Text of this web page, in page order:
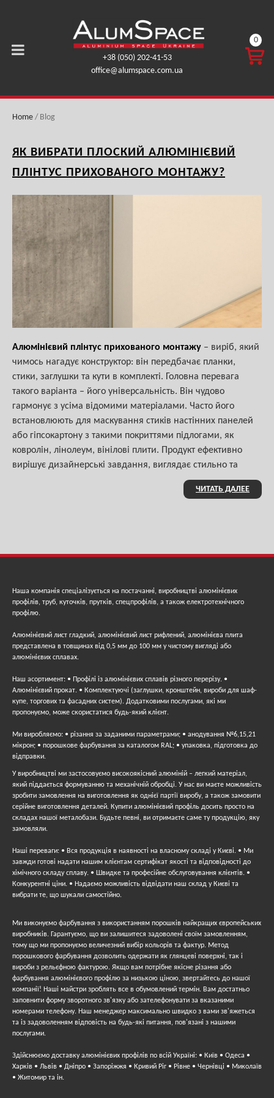
+38 (050) 202-41-53
office@alumspace.com.ua
CART
0
Home / Blog
ЯК ВИБРАТИ ПЛОСКИЙ АЛЮМІНІЄВИЙ
ПЛІНТУС ПРИХОВАНОГО МОНТАЖУ?
Алюмінієвий плінтус прихованого монтажу – виріб, який
чимось нагадує конструктор: він передбачає планки,
стики, заглушки та кути в комплекті. Головна перевага
такого варіанта – його універсальність. Він чудово
гармонує з усіма відомими матеріалами. Часто його
встановлюють для маскування стиків настінних панелей
або гіпсокартону з такими покриттями підлогами, як
ковролін, лінолеум, вінілові плити. Продукт ефективно
вирішує дизайнерські завдання, виглядає стильно та
На що звернути увагу перед тим, як
Стандартними вважаються параметри 55 та 60 мм. Але
найголовніший критерій вибору – покриття чи його
відсутність. Саме він визначає використання плінтуса у
тому чи іншому приміщенні. Найчастіше профіль цього
типу представлений у двох видах:
благородного металу. Проходить хімічна обробка –
напилення. Ідеально відіграє роль декоративного
та лофт.
Без покриття.
планки, які не є обов’язковими у випадку з
анодованими виробами. Саме вставні планки роблять
плінтус “відповідним” під дерево або інші матеріали.
Такий плінтус акцентує на стиках стін та підлоги.
Важливо розуміти, що плоска поверхня не передбачає
наявності жолобів під кабелі – якщо є потреба
«приховати» у плінтусі комунікації, варто звернути увагу
на інший варіант.
Чим хороші приховані плінтуси з
алюмінію?
Вироби дозволяють оформлення контурів із кривими
лініями, оскільки алюміній вважається гнучким металом.
Такі плінтуси відрізняються стійкістю до температурних
перепадів, підвищеної вологості та хімічних речовин.
Придбати якісний та недорогийалюмінієвий плінтус
прихованого монтажу можна в інтернет-магазині
AlumSpace.
ЧИТАТЬ ДАЛЕЕ
Наша компанія спеціалізується на постачанні, виробництві алюмінієвих
профілів, труб, куточків, прутків, спецпрофілів, а також електротехнічного
профілю.
Алюмінієвий лист гладкий, алюмінієвий лист рифлений, алюмінієва плита
представлена ​​в товщинах від 0,5 мм до 100 мм у чистому вигляді або
алюмінієвих сплавах.
Наш асортимент: • Профілі із алюмінієвих сплавів різного перерізу. •
Алюмінієвий прокат. • Комплектуючі (заглушки, кронштейн, вироби для шаф-
купе, торгових та фасадних систем). Додатковими послугами, які ми
пропонуємо, може скористатися будь-який клієнт.
Ми виробляємо: • різання за заданими параметрами; • анодування №6,15,21
мікрон; • порошкове фарбування за каталогом RAL; • упаковка, підготовка до
відправки.
У виробництві ми застосовуємо високоякісний алюміній – легкий матеріал,
який піддається формуванню та механічній обробці. У нас ви маєте можливість
зробити замовлення на виготовлення як однієї партії виробу, а також замовити
серійне виготовлення деталей. Купити алюмінієвий профіль досить просто на
складах нашої металобази. Будьте певні, ви отримаєте саме ту продукцію, яку
замовляли.
Наші переваги: • Вся продукція в наявності на власному складі у Києві. • Ми
завжди готові надати нашим клієнтам сертифікат якості та відповідності до
хімічного складу сплаву. • Швидке та професійне обслуговування клієнтів. •
Конкурентні ціни. • Надаємо можливість відвідати наш склад у Києві та
вибрати те, що шукали самостійно.
Ми виконуємо фарбування з використанням порошків найкращих європейських
виробників. Гарантуємо, що ви залишитеся задоволені своїм замовленням,
тому що ми пропонуємо величезний вибір кольорів та фактур. Метод
порошкового фарбування дозволить одержати як глянцеві поверхні, так і
вироби з рельєфною фактурою. Якщо вам потрібне якісне різання або
фарбування алюмінієвого профілю за низькою ціною, звертайтесь до нашої
компанії! Наші майстри зроблять все в обумовлений термін. Вам достатньо
заповнити форму зворотного зв'язку або зателефонувати за вказаними
номерами телефону. Наш менеджер максимально швидко з вами зв'яжеться
та із задоволенням відповість на будь-які питання, пов'язані з нашими
послугами.
Здійснюємо доставку алюмінієвих профілів по всій Україні: • Київ • Одеса •
Харків • Львів • Дніпро • Запоріжжя • Кривий Ріг • Рівне • Чернівці • Миколаїв
• Житомир та ін.